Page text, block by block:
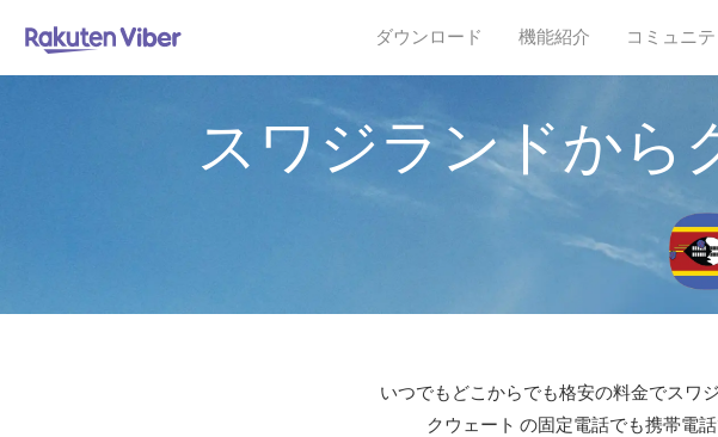
ダウンロード 機能紹介 コミュニテ
スワジランドから
いつでもどこからでも格安の料金でスワ
クウェート の固定電話でも携帯電